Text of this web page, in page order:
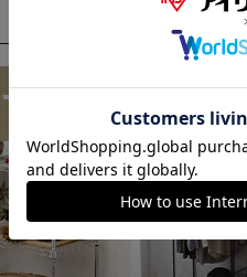
※ご確認ください